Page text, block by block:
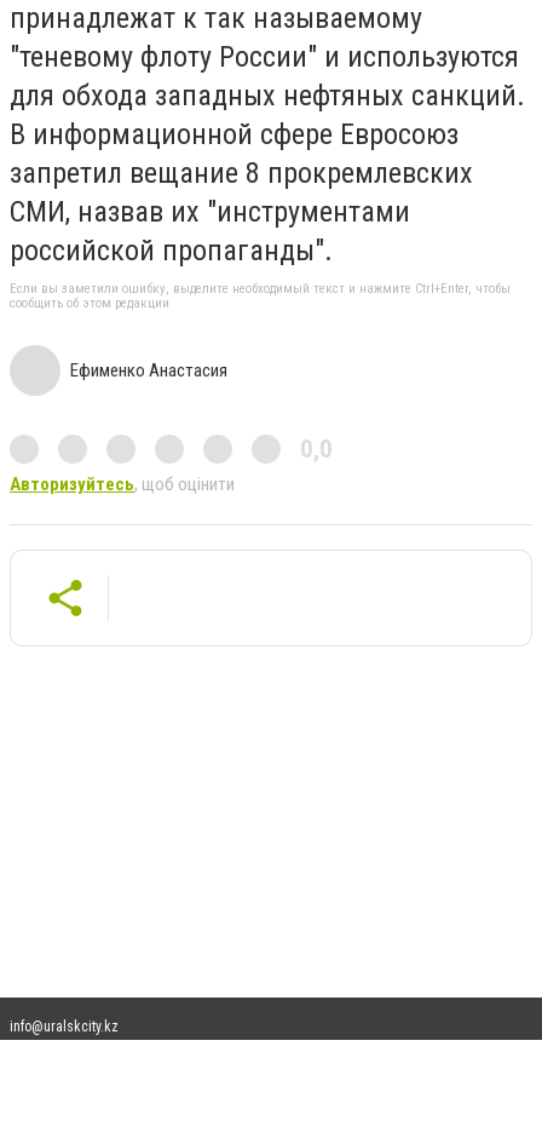
принадлежат к так называемому
"теневому флоту России" и используются
для обхода западных нефтяных санкций.
В информационной сфере Евросоюз
запретил вещание 8 прокремлевских
СМИ, назвав их "инструментами
российской пропаганды".
Если вы заметили ошибку, выделите необходимый текст и нажмите Ctrl+Enter, чтобы
сообщить об этом редакции
Ефименко Анастасия
0,0
Авторизуйтесь, щоб оцінити
info@uralskcity.kz